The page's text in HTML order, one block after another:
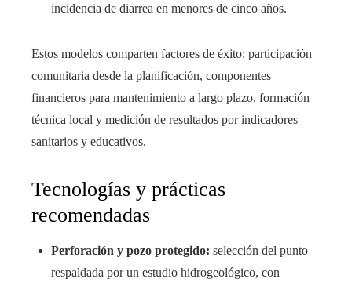
incidencia de diarrea en menores de cinco años.
Estos modelos comparten factores de éxito: participación
comunitaria desde la planificación, componentes
financieros para mantenimiento a largo plazo, formación
técnica local y medición de resultados por indicadores
sanitarios y educativos.
Tecnologías y prácticas
recomendadas
Perforación y pozo protegido: selección del punto
respaldada por un estudio hidrogeológico, con